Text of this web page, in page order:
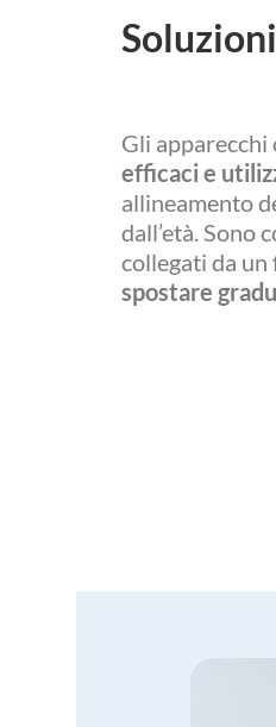
Gli
efficaci e
allineamento
dall’età. Sono
collegati da un
spostare